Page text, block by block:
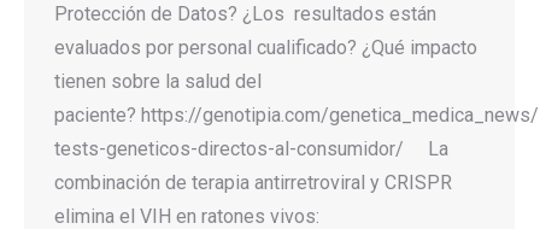
Protección de Datos? ¿Los resultados están
evaluados por personal cualificado? ¿Qué impacto
tienen sobre la salud del
paciente? https://genotipia.com/
tests-geneticos-directos-al-consumidor/ La
combinación de terapia antirretroviral y CRISPR
elimina el VIH en ratones vivos: